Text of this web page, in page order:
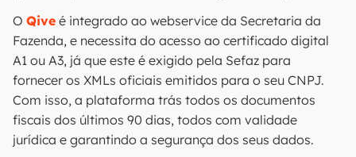
O Qive é integrado ao webservice da Secretaria da
Fazenda, e necessita do acesso ao certificado digital
A1 ou A3, já que este é exigido pela Sefaz para
fornecer os XMLs oficiais emitidos para o seu CNPJ.
Com isso, a plataforma trás todos os documentos
fiscais dos últimos 90 dias, todos com validade
jurídica e garantindo a segurança dos seus dados.